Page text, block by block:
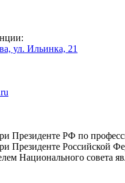
ул. Ильинка, 21
Президенте РФ по
Президенте Российской
Национального совета